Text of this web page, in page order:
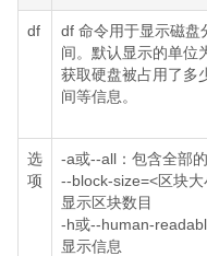
df
df 命令用于显示磁盘
间。默认显示的单位
获取硬盘被占用了多
间等信息。
选
项
-a或--all：包含全部
--block-size=<区块
显示区块数目
-h或--human-
显示信息